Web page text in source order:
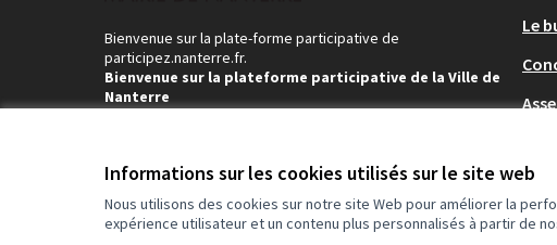
Informations sur les cookies utilisés sur le site web
Nous utilisons des cookies sur notre site Web pour améliorer la
expérience utilisateur et un contenu plus personnalisés à partir de
Bienvenue sur la plate-forme participative de
participez.nanterre.fr.
Bienvenue sur la plateforme participative de la Ville de
Nanterre
Le
Conditions d'utilisationParamètres des cookies